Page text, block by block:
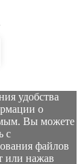
удобства
о
Вы можете
с
файлов
или нажав